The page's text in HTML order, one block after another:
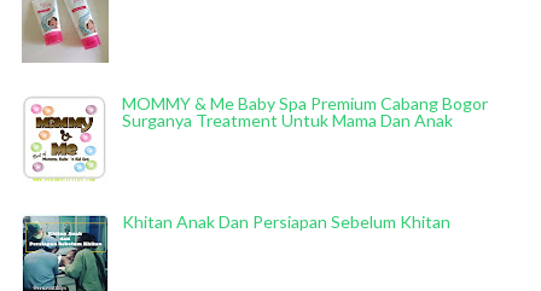
MOMMY & Me Baby Spa Premium Cabang Bogor
Surganya Treatment Untuk Mama Dan Anak
Khitan Anak Dan Persiapan Sebelum Khitan